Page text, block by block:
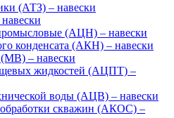
(АТЗ) – навески
(АЦН) – навески
конденсата (АКН) – навески
– навески
жидкостей (АЦПТ) –
воды (АЦВ) – навески
обработки скважин (АКОС) –